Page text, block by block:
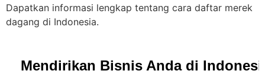
Dapatkan informasi lengkap tentang cara daftar merek
dagang di Indonesia.
Mendirikan Bisnis Anda di